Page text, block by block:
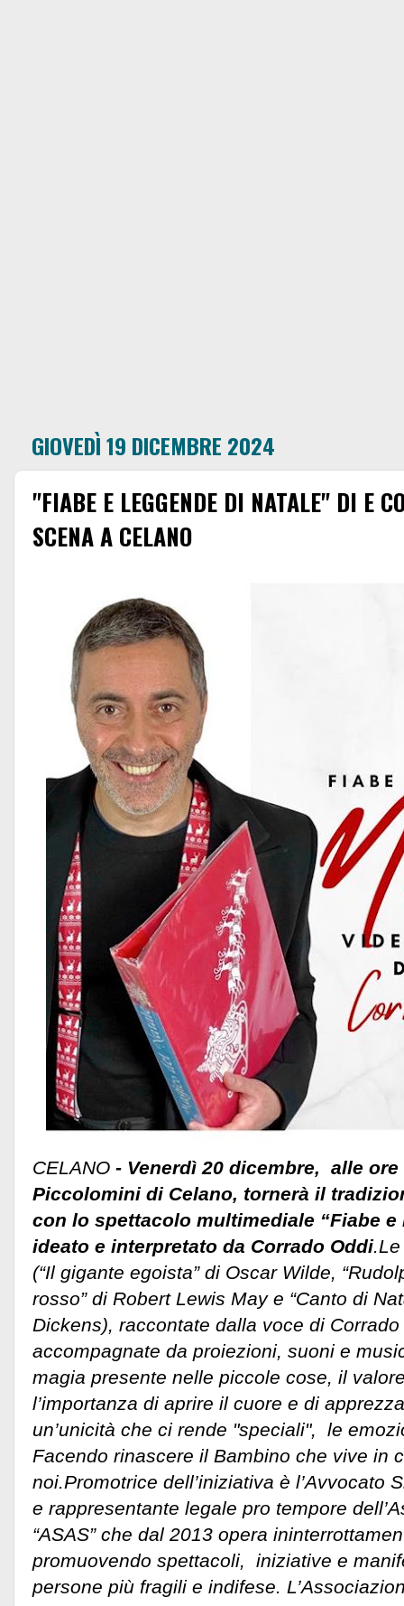
GIOVEDÌ 19 DICEMBRE 2024
"FIABE E LEGGENDE DI NATALE" DI E
SCENA A CELANO
CELANO - Venerdì 20 dicembre, alle
Piccolomini di Celano, tornerà il
con lo spettacolo multimediale “Fiabe e
ideato e interpretato da Corrado Oddi
(“Il gigante egoista” di Oscar Wilde,
rosso” di Robert Lewis May e “Canto di
Dickens), raccontate dalla voce di Corrado
accompagnate da proiezioni, suoni e
magia presente nelle piccole cose, il
l’importanza di aprire il cuore e di
un’unicità che ci rende "speciali", le
Facendo rinascere il Bambino che vive in
noi. Promotrice dell’iniziativa è l’Avvocato
e rappresentante legale pro tempore
“ASAS” che dal 2013 opera
promuovendo spettacoli, iniziative e
persone più fragili e indifese.